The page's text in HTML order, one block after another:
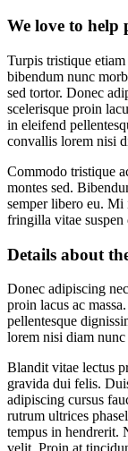
We love to help
Turpis tristique
bibendum nunc
sed tortor. Donec
scelerisque proin
in eleifend
convallis lorem nisi
Commodo tristique
montes sed.
semper libero eu.
fringilla vitae
Details about
Donec adipiscing
proin lacus ac
pellentesque
lorem nisi diam nunc
Blandit vitae lectus
gravida dui felis.
adipiscing cursus
rutrum ultrices
tempus in hendrerit.